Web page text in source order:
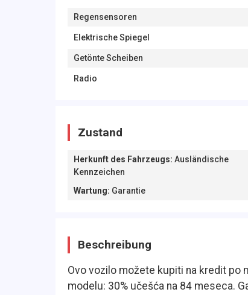
Regensensoren
Elektrische Spiegel
Getönte Scheiben
Radio
Zustand
Herkunft des Fahrzeugs: Ausländische
Kennzeichen
Wartung: Garantie
Beschreibung
Ovo vozilo možete kupiti na kredit po
modelu: 30% učešća na 84 meseca.